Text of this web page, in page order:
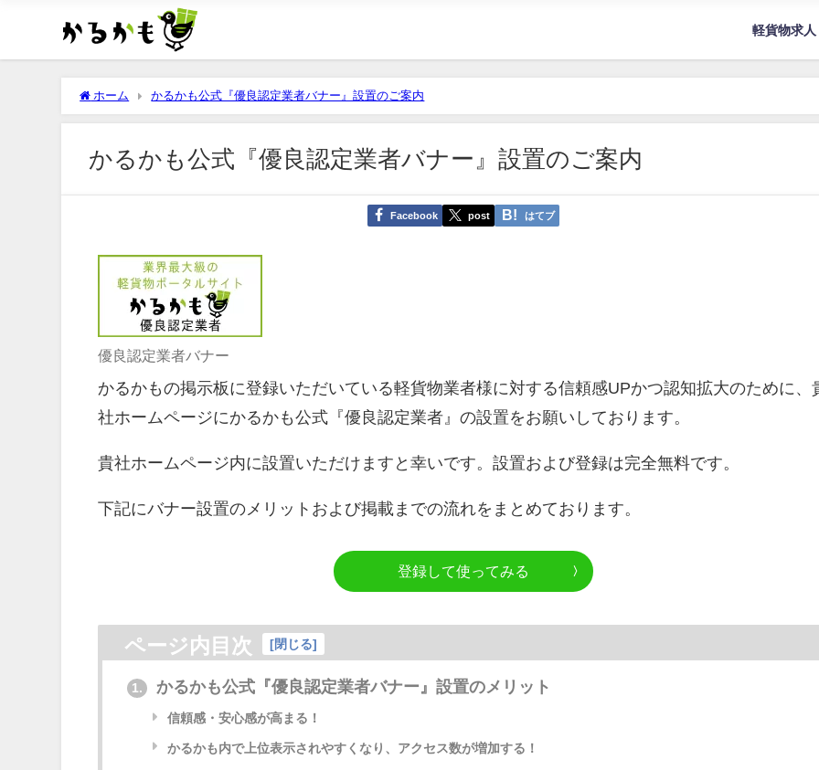
軽貨物求人
ホーム かるかも公式『優良認定業者バナー』設置のご案内
かるかも公式『優良認定業者バナー』設置のご案内
Facebook post はてブ
優良認定業者バナー
かるかもの掲示板に登録いただいている軽貨物業者様に対する信頼感UPかつ認知拡大のために、
社ホームページにかるかも公式『優良認定業者』の設置をお願いしております。
貴社ホームページ内に設置いただけますと幸いです。設置および登録は完全無料です。
下記にバナー設置のメリットおよび掲載までの流れをまとめております。
登録して使ってみる
ページ内目次 [閉じる]
1. かるかも公式『優良認定業者バナー』設置のメリット
信頼感・安心感が高まる！
かるかも内で上位表示されやすくなり、アクセス数が増加する！